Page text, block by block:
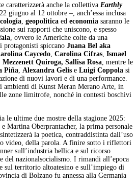
caratterizzerà anche la collettiva Earthly
giugno al 12 ottobre ‒, anch’essa inclusa
geopolitica ed economia saranno le
sui rapporti che uniscono, e spesso
, ovvero le Americhe colte da una
protagonisti spiccano Juana Bel aka
Caycedo Carolina Cifras Ismael
Mezzenett Quiroga, Sallisa Rosa , mentre le
Piña Alexandra Gelis e Luigi Coppola si
di nuovi lavori e di una performance.
ambienti di Kunst Meran Merano Arte, in
zone limitrofe, nonché in contesti boschivi
le ultime due mostre della stagione 2025:
Martina Oberprantacher, la prima personale
la poetica, contraddistinta dall’uso
video, della parola. A finire sotto i riflettori
sull’industria bellica e sul ricorso
del nazionalsocialismo. I rimandi all’epoca
sul territorio altoatesino e sull’impiego di
di Bolzano fu annessa alla Germania